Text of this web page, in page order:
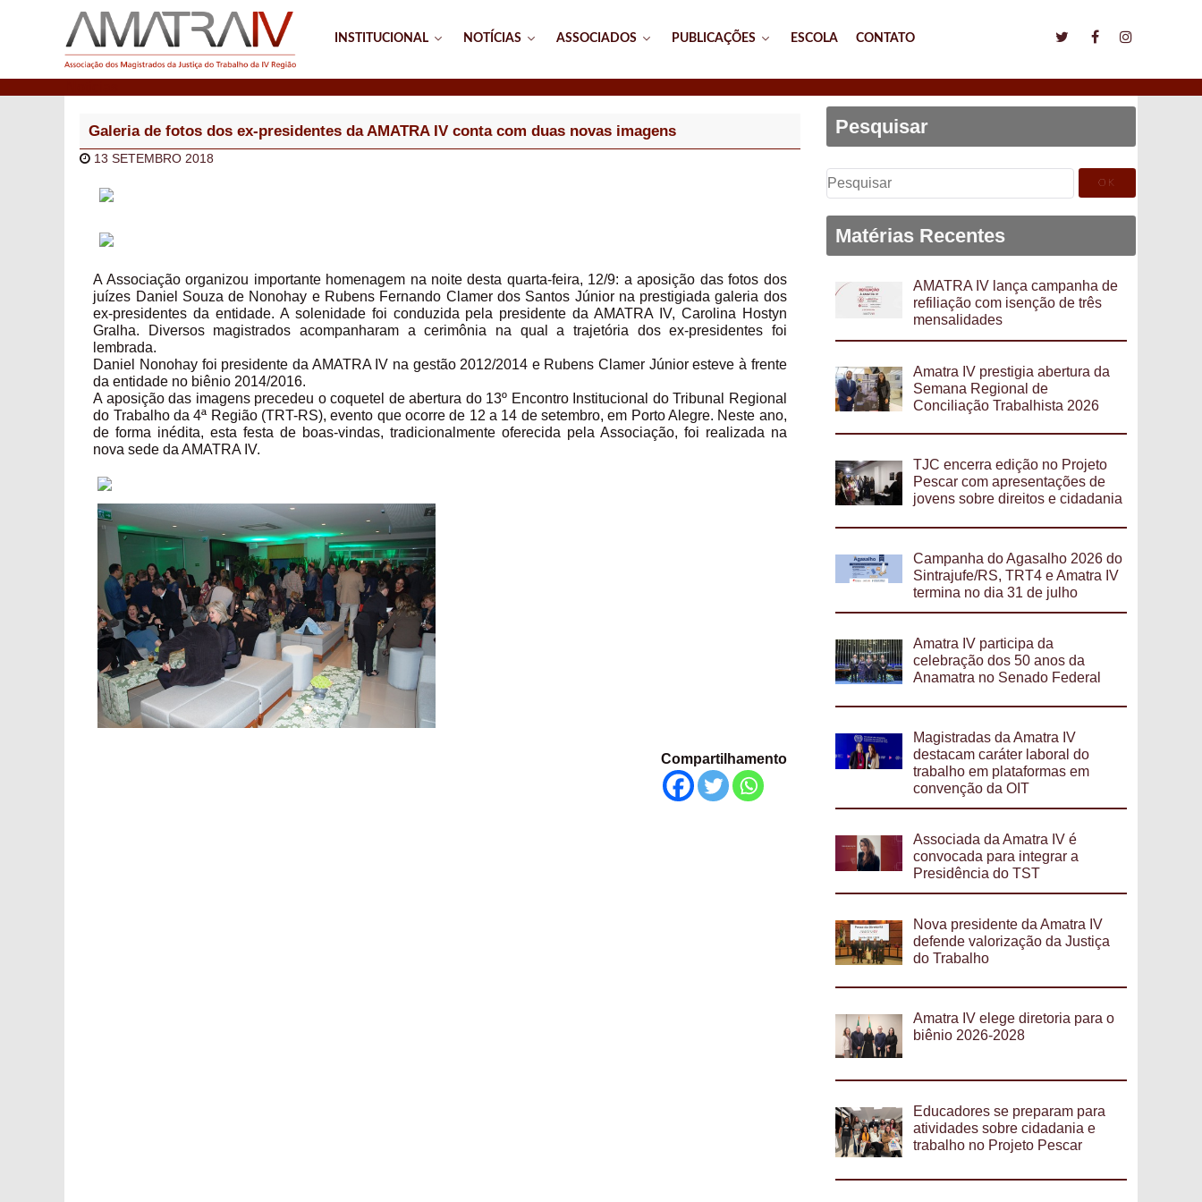
INSTITUCIONAL NOTÍCIAS ASSOCIADOS PUBLICAÇÕES ESCOLA CONTATO
Galeria de fotos dos ex-presidentes da AMATRA IV conta com duas novas imagens
13 SETEMBRO 2018
A Associação organizou importante homenagem na noite desta quarta-feira, 12/9: a aposição das fotos dos
juízes Daniel Souza de Nonohay e Rubens Fernando Clamer dos Santos Júnior na prestigiada galeria dos
ex-presidentes da entidade. A solenidade foi conduzida pela presidente da AMATRA IV, Carolina Hostyn
Gralha. Diversos magistrados acompanharam a cerimônia na qual a trajetória dos ex-presidentes foi
lembrada.
Daniel Nonohay foi presidente da AMATRA IV na gestão 2012/2014 e Rubens Clamer Júnior esteve à frente
da entidade no biênio 2014/2016.
A aposição das imagens precedeu o coquetel de abertura do 13º Encontro Institucional do Tribunal Regional
do Trabalho da 4ª Região (TRT-RS), evento que ocorre de 12 a 14 de setembro, em Porto Alegre. Neste ano,
de forma inédita, esta festa de boas-vindas, tradicionalmente oferecida pela Associação, foi realizada na
nova sede da AMATRA IV.
Compartilhamento
Pesquisar
Pesquisar
por:
Matérias Recentes
AMATRA IV lança campanha de
refiliação com isenção de três
mensalidades
Amatra IV prestigia abertura da
Semana Regional de
Conciliação Trabalhista 2026
TJC encerra edição no Projeto
Pescar com apresentações de
jovens sobre direitos e cidadania
Campanha do Agasalho 2026 do
Sintrajufe/RS, TRT4 e Amatra IV
termina no dia 31 de julho
Amatra IV participa da
celebração dos 50 anos da
Anamatra no Senado Federal
Magistradas da Amatra IV
destacam caráter laboral do
trabalho em plataformas em
convenção da OIT
Associada da Amatra IV é
convocada para integrar a
Presidência do TST
Nova presidente da Amatra IV
defende valorização da Justiça
do Trabalho
Amatra IV elege diretoria para o
biênio 2026-2028
Educadores se preparam para
atividades sobre cidadania e
trabalho no Projeto Pescar